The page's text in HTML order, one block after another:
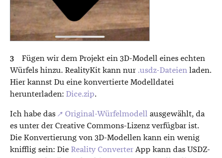
Fügen wir dem Projekt ein 3D-Modell eines echten
Würfels hinzu. RealityKit kann nur .usdz-Dateien laden.
Hier kannst Du eine konvertierte Modelldatei
herunterladen: Dice.zip.
Ich habe das ↗ Original-Würfelmodell ausgewählt, da
es unter der Creative Commons-Lizenz verfügbar ist.
Die Konvertierung von 3D-Modellen kann ein wenig
knifflig sein: Die Reality Converter App kann das USDZ-